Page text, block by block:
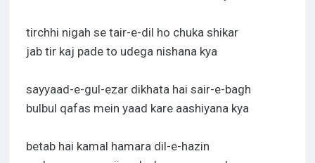
tirchhi nigah se tair-e-dil ho chuka shikar
jab tir kaj pade to udega nishana kya
sayyaad-e-gul-ezar dikhata hai sair-e-bagh
bulbul qafas mein yaad kare aashiyana kya
betab hai kamal hamara dil-e-hazin